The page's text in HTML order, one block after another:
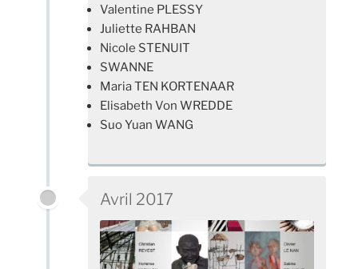
Valentine PLESSY
Juliette RAHBAN
Nicole STENUIT
SWANNE
Maria TEN KORTENAAR
Elisabeth Von WREDDE
Suo Yuan WANG
Avril 2017